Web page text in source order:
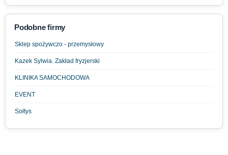
Podobne firmy
Sklep spożywczo - przemysłowy
Kazek Sylwia. Zakład fryzjerski
KLINIKA SAMOCHODOWA
EVENT
Sołtys